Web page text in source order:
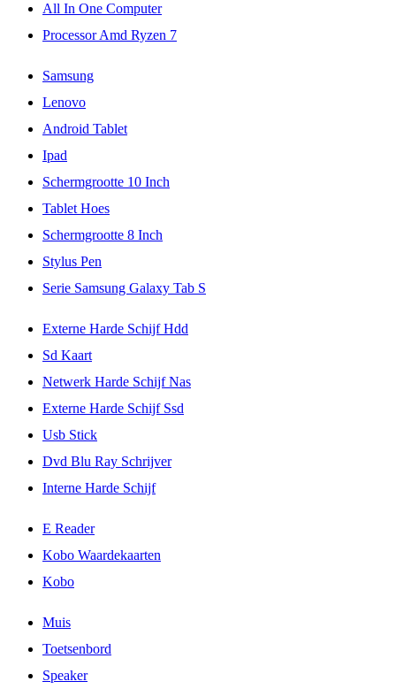
All In One Computer
Processor Amd Ryzen 7
Samsung
Lenovo
Android Tablet
Ipad
Schermgrootte 10 Inch
Tablet Hoes
Schermgrootte 8 Inch
Stylus Pen
Serie Samsung Galaxy Tab S
Externe Harde Schijf Hdd
Sd Kaart
Netwerk Harde Schijf Nas
Externe Harde Schijf Ssd
Usb Stick
Dvd Blu Ray Schrijver
Interne Harde Schijf
E Reader
Kobo Waardekaarten
Kobo
Muis
Toetsenbord
Speaker